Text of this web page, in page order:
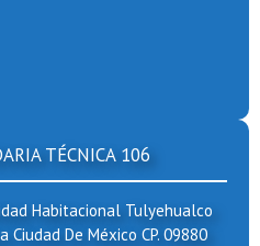
TÉCNICA 106
Habitacional Tulyehualco
De México CP. 09880